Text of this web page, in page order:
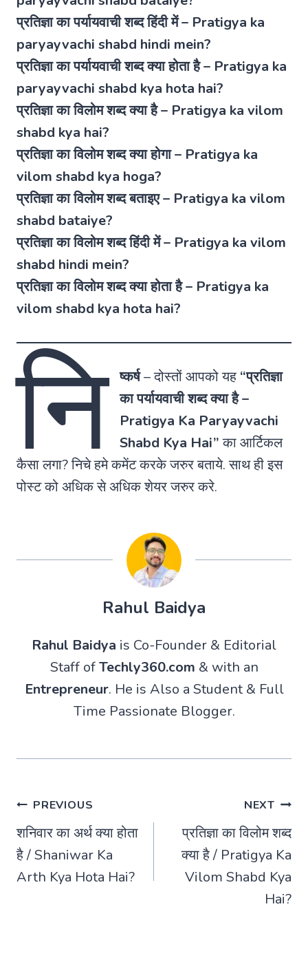
प्रतिज्ञा का पर्यायवाची शब्द हिंदी में – Pratigya ka
paryayvachi shabd hindi mein?
प्रतिज्ञा का पर्यायवाची शब्द क्या होता है – Pratigya ka
paryayvachi shabd kya hota hai?
प्रतिज्ञा का विलोम शब्द क्या है – Pratigya ka vilom
shabd kya hai?
प्रतिज्ञा का विलोम शब्द क्या होगा – Pratigya ka
vilom shabd kya hoga?
प्रतिज्ञा का विलोम शब्द बताइए – Pratigya ka vilom
shabd bataiye?
प्रतिज्ञा का विलोम शब्द हिंदी में – Pratigya ka vilom
shabd hindi mein?
प्रतिज्ञा का विलोम शब्द क्या होता है – Pratigya ka
vilom shabd kya hota hai?
नि ष्कर्ष–दोस्तों आपको यह “प्रतिज्ञा
का पर्यायवाची शब्द क्या है –
Pratigya Ka Paryayvachi
Shabd Kya Hai”का आर्टिकल
कैसा लगा? निचे हमे कमेंट करके जरुर बताये. साथ ही इस
पोस्ट को अधिक से अधिक शेयर जरुर करे.
Rahul Baidya
Rahul Baidya is Co-Founder & Editorial
Staff ofTechly360.com & with an
Entrepreneur. He is Also a Student & Full
Time Passionate Blogger.
Post
navigation
PREVIOUS
शनिवार का अर्थ क्या होता
है / Shaniwar Ka
Arth Kya Hota Hai?
NEXT
प्रतिज्ञा का विलोम शब्द
क्या है / Pratigya Ka
Vilom Shabd Kya
Hai?